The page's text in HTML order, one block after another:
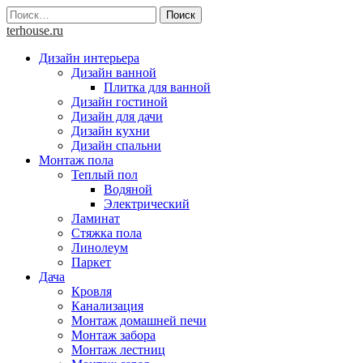
Skip
to
Найти:
terhouse.ru
Дизайн интерьера
Дизайн ванной
Плитка для ванной
Дизайн гостиной
Дизайн для дачи
Дизайн кухни
Дизайн спальни
Монтаж пола
Теплый пол
Водяной
Электрический
Ламинат
Стяжка пола
Линолеум
Паркет
Дача
Кровля
Канализация
Монтаж домашней печи
Монтаж забора
Монтаж лестниц